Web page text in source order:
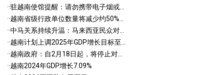
··驻越南使馆提醒：请勿携带电子烟或...
··越南省级行政单位数量将减少约50%...
··中马关系持续升温：马来西亚民众对...
··越南计划上调2025年GDP增长目标至...
··越南政府：自2月18日起，将停止对...
··越南2024年GDP增长7.09%